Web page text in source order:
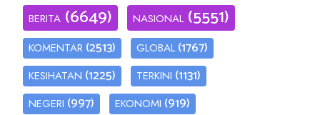
BERITA (6649) NASIONAL (5551)
KOMENTAR (2513) GLOBAL (1767)
KESIHATAN (1225) TERKINI (1131)
NEGERI (997) EKONOMI (919)